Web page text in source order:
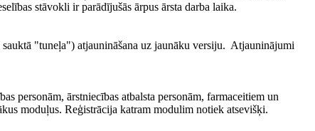
stāvokli ir parādījušās ārpus ārsta darba laika.
"tuneļa") atjaunināšana uz jaunāku versiju. Atjauninājumi
personām, ārstniecības atbalsta personām, farmaceitiem un
moduļus. Reģistrācija katram modulim notiek atsevišķi.